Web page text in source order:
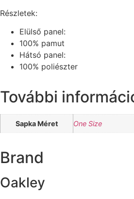
Részletek:
Elülső panel:
100% pamut
Hátsó panel:
100% poliészter
További
Sapka Méret One Size
Brand
Oakley